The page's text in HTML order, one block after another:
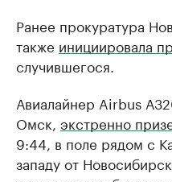
Ранее прокуратура
также инициировала
случившегося.
Авиалайнер Airbus
Омск, экстренно
9:44, в поле рядом с
западу от